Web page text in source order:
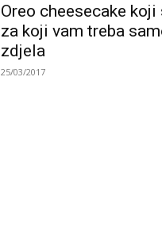
Oreo cheesecake koji
za koji vam treba
zdjela
25/03/2017